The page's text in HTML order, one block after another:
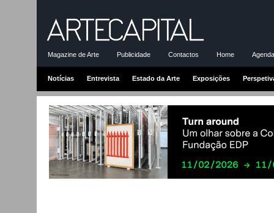
Magazine de Arte Publicidade Contactos Home
Notícias Entrevista Estado da Arte Exposições